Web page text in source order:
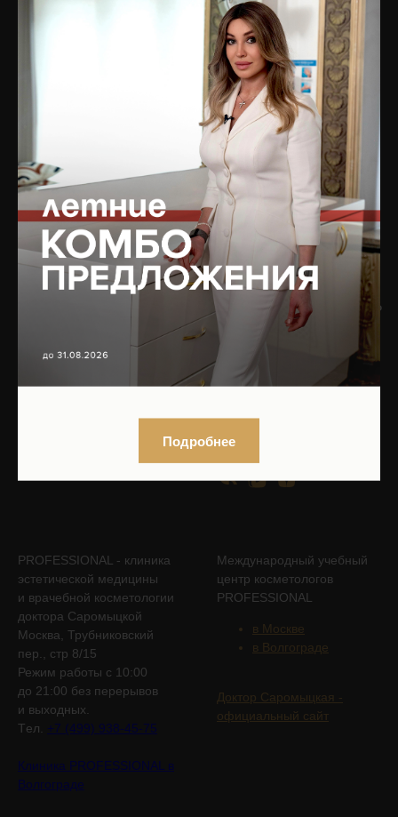
Записаться на приём
Юридическая информация
Вакансии
Контакты
ЮРИДИЧЕСКАЯ
ИНФОРМАЦИЯ
Организационные
документы
Контакты органов
БУДЬТЕ В КУРСЕ ОБ
АКЦИЯХ!
ПОДПИШИТЕСЬ НА
РАССЫЛКУ,
ИЛИ
ПРИСОЕДИНЯЙТЕСЬ
К НАМ В СОЦСЕТЯХ!
согласие на обработку персональных
PROFESSIONAL - клиника
эстетической медицины
и врачебной косметологии
доктора Саромыцкой
Москва, Трубниковский
пер., стр 8/15
Режим работы с 10:00
до 21:00 без перерывов
и выходных.
Tел. +7 (499) 938-45-75
Клиника PROFESSIONAL в
Волгограде
Международный учебный
центр косметологов
PROFESSIONAL
в Москве
в Волгограде
Доктор Саромыцкая -
официальный сайт
Подробнее